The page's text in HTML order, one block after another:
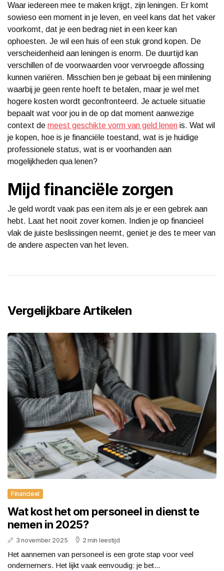
Waar iedereen mee te maken krijgt, zijn leningen. Er komt
sowieso een moment in je leven, en veel kans dat het vaker
voorkomt, dat je een bedrag niet in een keer kan
ophoesten. Je wil een huis of een stuk grond kopen. De
verscheidenheid aan leningen is enorm. De duurtijd kan
verschillen of de voorwaarden voor vervroegde aflossing
kunnen variëren. Misschien ben je gebaat bij een minilening
waarbij je geen rente hoeft te betalen, maar je wel met
hogere kosten wordt geconfronteerd. Je actuele situatie
bepaalt wat voor jou in de op dat moment aanwezige
context de meest geschikte vorm van geld lenen is. Wat wil
je kopen, hoe is je financiële toestand, wat is je huidige
professionele status, wat is er voorhanden aan
mogelijkheden qua lenen?
Mijd financiële zorgen
Je geld wordt vaak pas een item als je er een gebrek aan
hebt. Laat het nooit zover komen. Indien je op financieel
vlak de juiste beslissingen neemt, geniet je des te meer van
de andere aspecten van het leven.
Vergelijkbare Artikelen
Financieel
Wat kost het om personeel in dienst te
nemen in 2025?
3 november 2025 2 min leestijd
Het aannemen van personeel is een grote stap voor veel
ondernemers. Het lijkt vaak eenvoudig: je bet...